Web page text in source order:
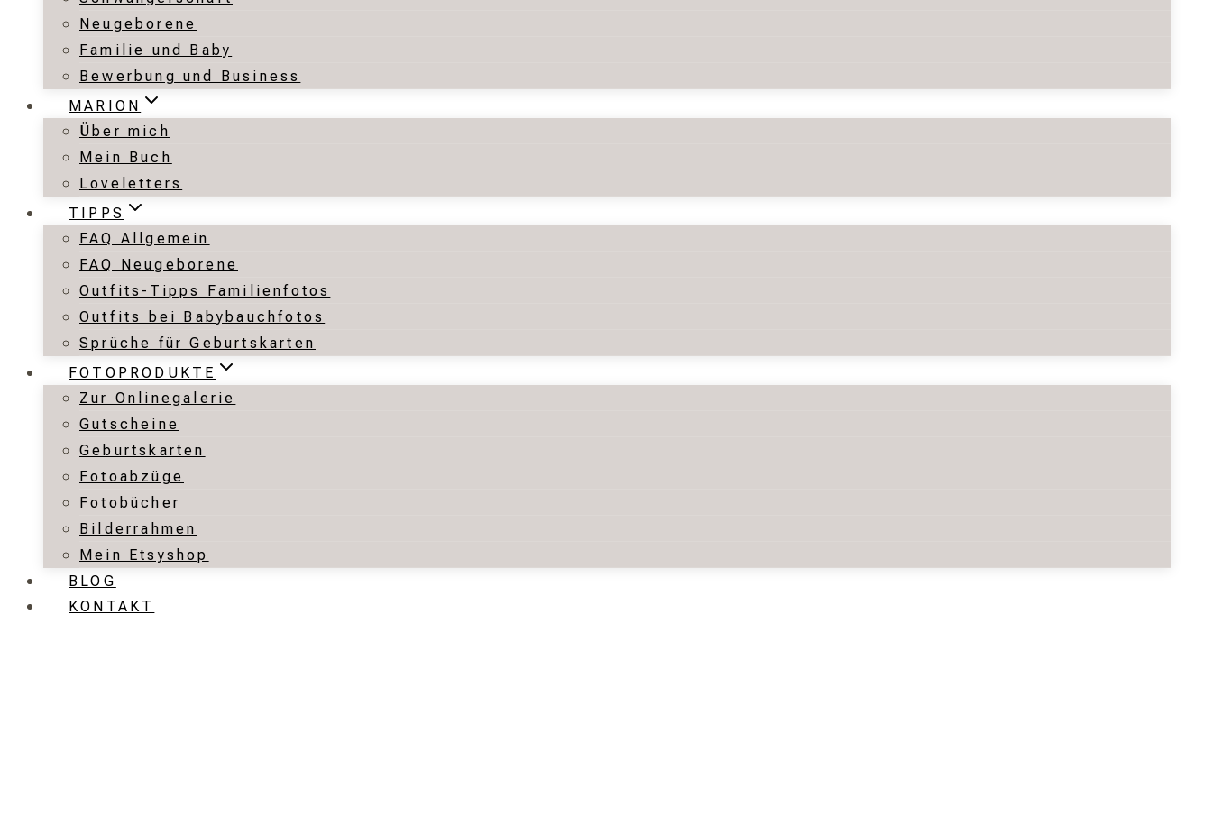
Neugeborene
Familie und Baby
Bewerbung und Business
MARION
Über mich
Mein Buch
Loveletters
TIPPS
FAQ Allgemein
FAQ Neugeborene
Outfits-Tipps Familienfotos
Outfits bei Babybauchfotos
Sprüche für Geburtskarten
FOTOPRODUKTE
Zur Onlinegalerie
Gutscheine
Geburtskarten
Fotoabzüge
Fotobücher
Bilderrahmen
Mein Etsyshop
BLOG
KONTAKT